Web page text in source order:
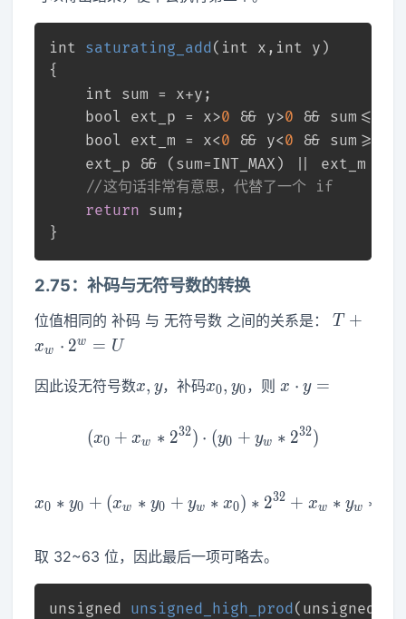
int saturating_add ( int x, int y)
{
int sum = x+y;
bool
ext_p = x>0 && y>0 && sum<=
bool
ext_m = x<0 && y<0 && sum>=
ext_p && (sum=INT_MAX) || ext_m
//这句话非常有意思，代替了一个 if
return sum;
}
2.75：补码与无符号数的转换
位值相同的 补码 与 无符号数 之间的关系是：T+x_w
T +
xw ⋅ 2w = U
因此设无符号数x,y
x, y，补码x_0,y_0
x0, y0 ，则x\cdot
x ⋅ y =
(x0 + xw ∗ 232) ⋅ (y0 + yw ∗ 232)
x0 ∗ y0 + (xw ∗ y0 + yw ∗ x0) ∗ 232 + xw ∗ yw ∗
取 32~63 位，因此最后一项可略去。
unsigned unsigned_high_prod ( unsigned